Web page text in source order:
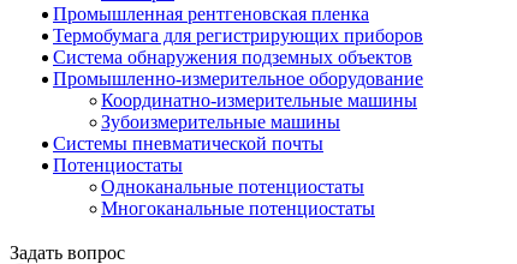
Промышленная рентгеновская пленка
Термобумага для регистрирующих приборов
Система обнаружения подземных объектов
Промышленно-измерительное оборудование
Координатно-измерительные машины
Зубоизмерительные машины
Системы пневматической почты
Потенциостаты
Одноканальные потенциостаты
Многоканальные потенциостаты
Задать вопрос